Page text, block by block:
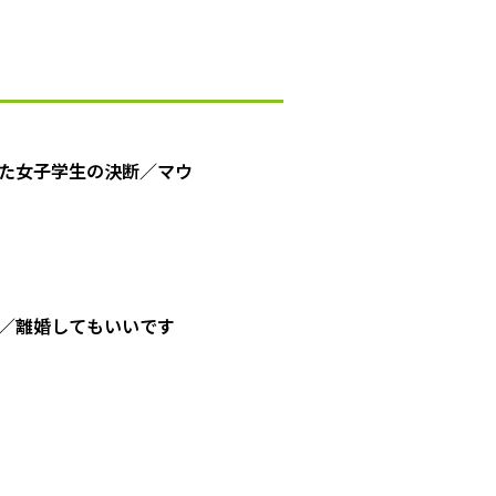
女子学生の決断／マウ
離婚してもいいです